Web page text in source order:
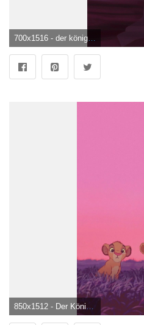
700x1516 - der könig der löwen simba kleiner löwe hintergrund bilder disney figuren aesthetic wallpaper cart. Landschafts tapete, Disney hintergrund, Cartoon wallpaper. Löwen Bild.
850x1512 - Der König Der Löwen.., Disney Ästhetik HD Handy Hintergrundbild. Löwen Bild.